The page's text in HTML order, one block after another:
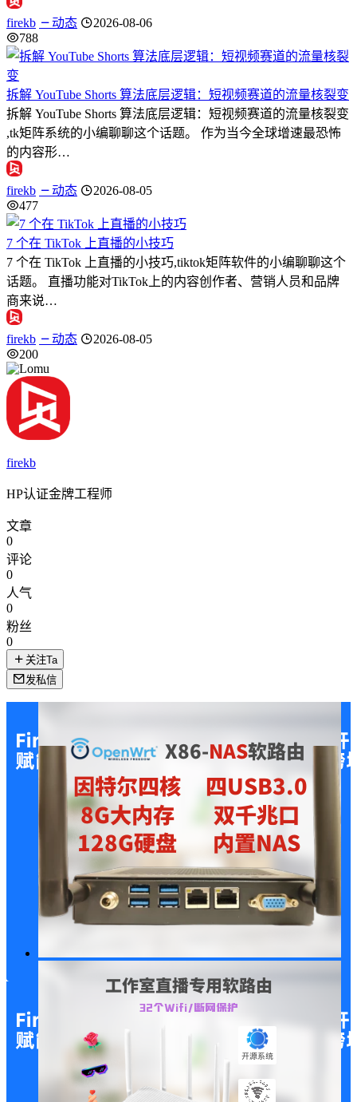
firekb 动态
2026-08-06
788
拆解 YouTube Shorts 算法底层逻辑：短视频赛道的流量核裂变
拆解 YouTube Shorts 算法底层逻辑：短视频赛道的流量核裂变
,tk矩阵系统的小编聊聊这个话题。 作为当今全球增速最恐怖
的内容形…
firekb 动态
2026-08-05
477
7 个在 TikTok 上直播的小技巧
7 个在 TikTok 上直播的小技巧,tiktok矩阵软件的小编聊聊这个
话题。 直播功能对TikTok上的内容创作者、营销人员和品牌
商来说…
firekb 动态
2026-08-05
200
firekb
HP认证金牌工程师
文章
0
评论
0
人气
0
粉丝
0
关注Ta
发私信